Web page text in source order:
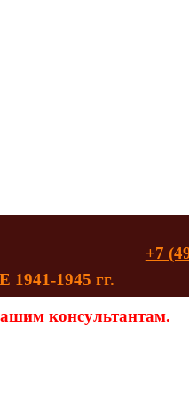
1945 гг.
консультантам.
+7